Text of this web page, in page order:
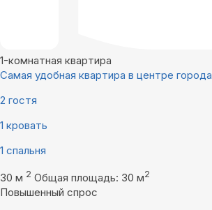
1-комнатная квартира
Самая удобная квартира в центре города
2 гостя
1 кровать
1 спальня
30 м 2 Общая площадь: 30 м2
Повышенный спрос